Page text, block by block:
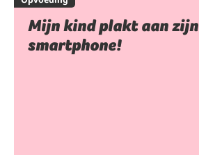
Mijn kind plakt aan zijn
smartphone!